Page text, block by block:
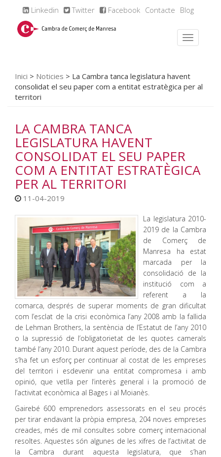
Linkedin Twitter Facebook Contacte Blog
Inici > Noticies > La Cambra tanca legislatura havent
consolidat el seu paper com a entitat estratègica per al
territori
LA CAMBRA TANCA
LEGISLATURA HAVENT
CONSOLIDAT EL SEU PAPER
COM A ENTITAT ESTRATÈGICA
PER AL TERRITORI
11-04-2019
La legislatura 2010-
2019 de la Cambra
de Comerç de
Manresa ha estat
marcada per la
consolidació de la
institució com a
referent a la
comarca, després de superar moments de gran dificultat
com l’esclat de la crisi econòmica l’any 2008 amb la fallida
de Lehman Brothers, la sentència de l’Estatut de l’any 2010
o la supressió de l’obligatorietat de les quotes camerals
també l’any 2010. Durant aquest període, des de la Cambra
s’ha fet un esforç per continuar al costat de les empreses
del territori i esdevenir una entitat compromesa i amb
opinió, que vetlla per l’interès general i la promoció de
l’activitat econòmica al Bages i al Moianès.
Gairebé 600 emprenedors assessorats en el seu procés
per tirar endavant la pròpia empresa, 204 noves empreses
creades, més de mil consultes sobre comerç internacional
resoltes. Aquestes són algunes de les xifres de l’activitat de
la Cambra durant aquesta legislatura, que s’han